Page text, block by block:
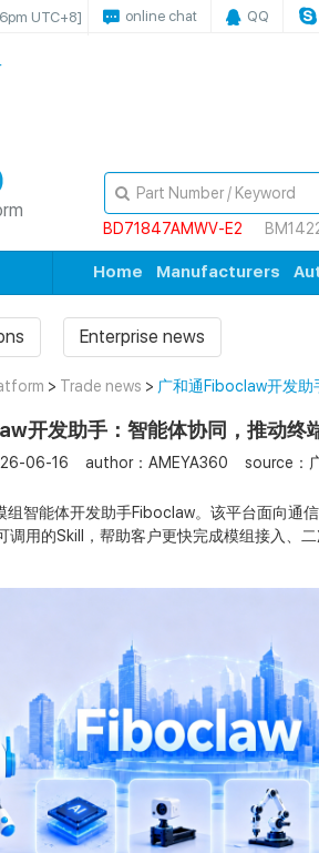
UTC+8] online chat QQ
BD71847AMWV-E2
Home Manufacturers
Enterprise news
> Trade news > 广和通Fiboclaw开发助
开发助手：智能体协同，推动终
06-16 author：AMEYA360 source：
组智能体开发助手Fiboclaw。该平台面向通
用的Skill，帮助客户更快完成模组接入、